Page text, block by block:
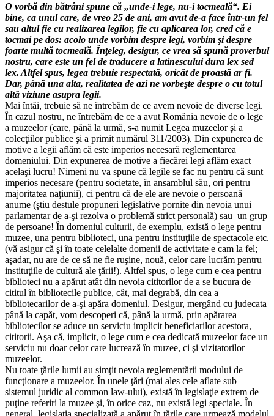
O vorbă din bătrâni spune că „unde-i lege, nu-i tocmeală“. Ei
bine, ca unul care, de vreo 25 de ani, am avut de-a face într-un fel
sau altul fie cu realizarea legilor, fie cu aplicarea lor, cred că e
tocmai pe dos: acolo unde vorbim despre legi, vorbim şi despre
foarte multă tocmeală. Înţeleg, desigur, ce vrea să spună proverbul
nostru, care este un fel de traducere a latinescului dura lex sed
lex. Altfel spus, legea trebuie respectată, oricât de proastă ar fi.
Dar, până una alta, realitatea de azi ne vorbeşte despre o cu totul
altă viziune asupra legii.
Mai întâi, trebuie să ne întrebăm de ce avem nevoie de diverse legi.
În cazul nostru, ne întrebăm de ce a avut România nevoie de o lege
a muzeelor (care, până la urmă, s-a numit Legea muzeelor şi a
colecţiilor publice şi a primit numărul 311/2003). Din expunerea de
motive a legii aflăm că este imperios necesară reglementarea
domeniului. Din expunerea de motive a fiecărei legi aflăm exact
acelaşi lucru! Nimeni nu va spune că legile se fac nu pentru că sunt
imperios necesare (pentru societate, în ansamblul său, ori pentru
majoritatea naţiunii), ci pentru că de ele are nevoie o persoană
anume (ştiu destule propuneri legislative pornite din nevoia unui
parlamentar de a-şi rezolva o problemă strict personală) sau un grup
de persoane! În domeniul culturii, de exemplu, există o lege pentru
muzee, una pentru biblioteci, una pentru instituţiile de spectacole etc.
(vă asigur că şi în toate celelalte domenii de activitate e cam la fel;
aşadar, nu are de ce să ne fie ruşine, nouă, celor care lucrăm pentru
instituţiile de cultură ale ţării!). Altfel spus, o lege cum e cea pentru
biblioteci nu a apărut atât din nevoia cititorilor de a se bucura de
cititul în bibliotecile publice, cât, mai degrabă, din cea a
bibliotecarilor de a-şi apăra domeniul. Desigur, mergând cu judecata
până la capăt, vom descoperi că, până la urmă, prin apărarea
bibliotecilor se aduce un serviciu implicit beneficiarilor acestora,
cititorii. Aşa că, implicit, o lege cum e cea dedicată muzeelor face un
serviciu nu doar celor care lucrează în muzee, ci şi vizitatorilor
muzeelor.
Nu toate ţările lumii au simţit nevoia reglementării modului de
funcţionare a muzeelor. În unele ţări (mai ales cele aflate sub
sistemul juridic al common law-ului), există în legislaţie extrem de
puţine referiri la muzee şi, în orice caz, nu există legi speciale. În
general, legislaţia specializată a apărut în ţările care urmează modelul